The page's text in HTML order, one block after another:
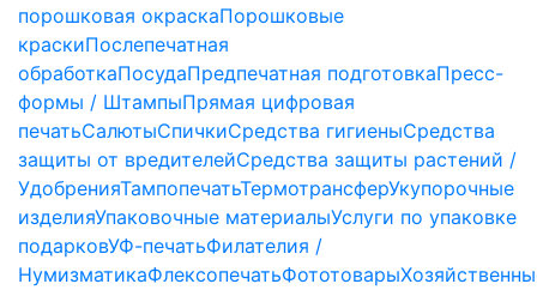
порошковая окраскаПорошковые
краскиПослепечатная
обработкаПосудаПредпечатная подготовкаПресс-
формы / ШтампыПрямая цифровая
печатьСалютыСпичкиСредства гигиеныСредства
защиты от вредителейСредства защиты растений /
УдобренияТампопечатьТермотрансферУкупорочные
изделияУпаковочные материалыУслуги по упаковке
подарковУФ-печатьФилателия /
НумизматикаФлексопечатьФототовары